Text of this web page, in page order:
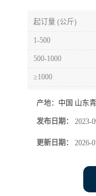
起订量 (公斤)
1-500
500-1000
≥1000
产地： 中国 山东
发布日期： 2023-
更新日期： 2026-